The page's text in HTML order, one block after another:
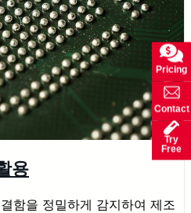
용
함을 정밀하게 감지하여 제조
Pricing
Contact
Try
Free